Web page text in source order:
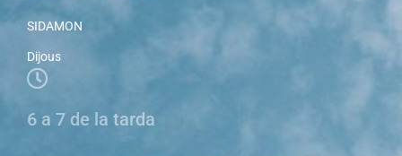
SIDAMON
Dijous
6 a 7 de la tarda